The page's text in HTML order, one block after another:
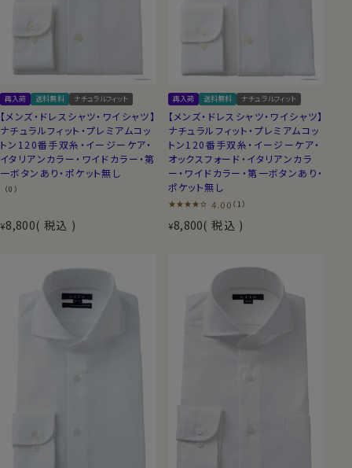
再入荷 送料無料 ナチュラルフィット
【メンズ・ドレスシャツ・ワイシャツ】
ナチュラルフィット・プレミアムコッ
トン120番手双糸・イージーケア・
イタリアンカラー・ワイドカラー・第
一ボタンあり・ポケット無し
（0）
¥8,800 税込
再入荷 送料無料 ナチュラルフィット
【メンズ・ドレスシャツ・ワイシャツ】
ナチュラルフィット・プレミアムコッ
トン120番手双糸・イージーケア・
オックスフォード・イタリアンカラ
ー・ワイドカラー・第一ボタンあり・
ポケット無し
4.00 （1）
¥8,800 税込